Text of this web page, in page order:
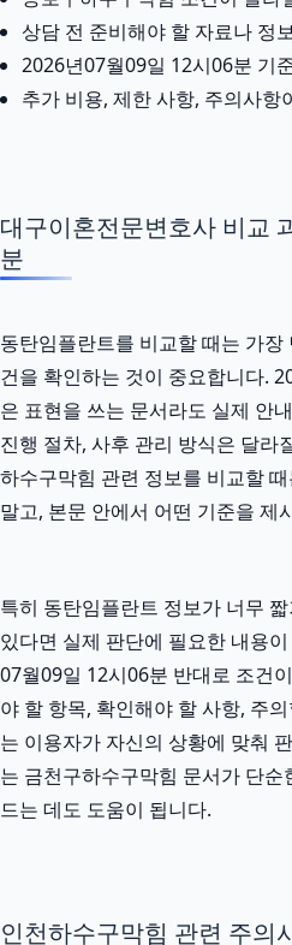
상담 전 준비해야 할 자료나 정
2026년07월09일 12시06분 기
추가 비용, 제한 사항, 주의사항
대구이혼전문변호사 비교
분
동탄임플란트를 비교할 때는 가
건을 확인하는 것이 중요합니다.
은 표현을 쓰는 문서라도 실제 안
진행 절차, 사후 관리 방식은 달라
하수구막힘 관련 정보를 비교할
말고, 본문 안에서 어떤 기준을 제
특히 동탄임플란트 정보가 너무
있다면 실제 판단에 필요한 내용
07월09일 12시06분 반대로 조건
야 할 항목, 확인해야 할 사항, 주
는 이용자가 자신의 상황에 맞춰
는 금천구하수구막힘 문서가 단
드는 데도 도움이 됩니다.
인천하수구막힘 관련 주의